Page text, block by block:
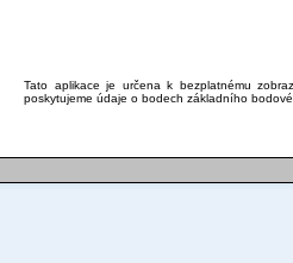
Tato aplikace je určena k bezplatnému
poskytujeme údaje o bodech základního